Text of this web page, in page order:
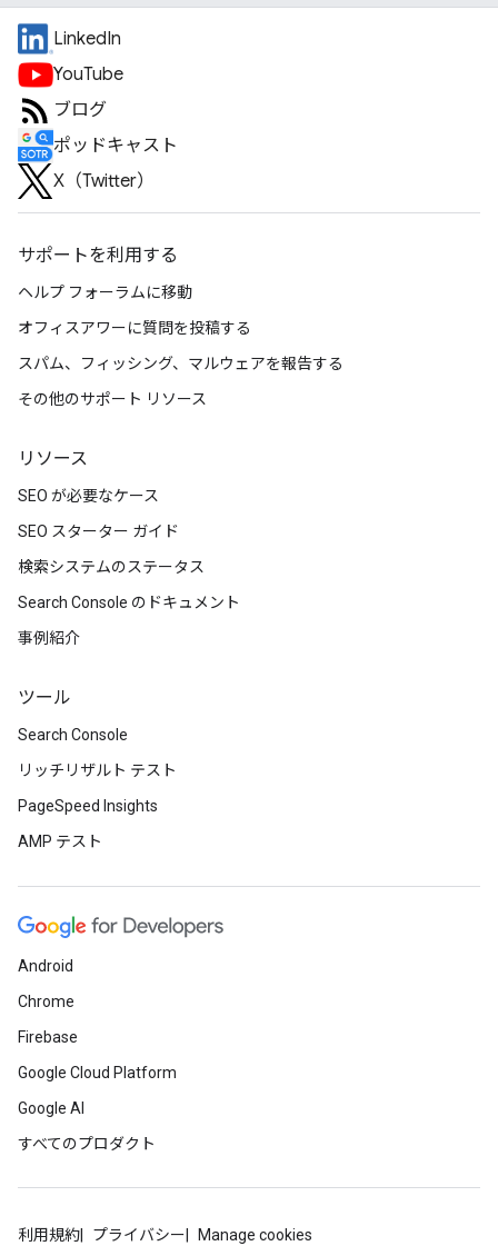
LinkedIn
YouTube
ブログ
ポッドキャスト
X（Twitter）
サポートを利用する
ヘルプ フォーラムに移動
オフィスアワーに質問を投稿する
スパム、フィッシング、マルウェアを報告する
その他のサポート リソース
リソース
SEO が必要なケース
SEO スターター ガイド
検索システムのステータス
Search Console のドキュメント
事例紹介
ツール
Search Console
リッチリザルト テスト
PageSpeed Insights
AMP テスト
Android
Chrome
Firebase
Google Cloud Platform
Google AI
すべてのプロダクト
利用規約 プライバシー Manage cookies